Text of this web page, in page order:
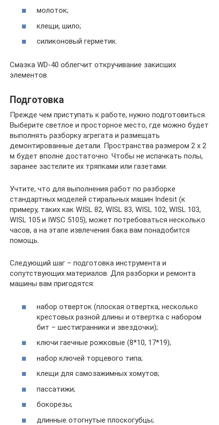
молоток;
клещи, шило;
силиконовый герметик.
Смазка WD-40 облегчит откручивание закисших
элементов.
Подготовка
Прежде чем приступать к работе, нужно подготовиться.
Выберите светлое и просторное место, где можно будет
выполнять разборку агрегата и размещать
демонтированные детали. Пространства размером 2 х 2
м будет вполне достаточно. Чтобы не испачкать полы,
заранее застелите их тряпками или газетами.
Учтите, что для выполнения работ по разборке
стандартных моделей стиральных машин Indesit (к
примеру, таких как WISL 82, WISL 83, WISL 102, WISL 103,
WISL 105 и IWSC 5105), может потребоваться несколько
часов, а на этапе извлечения бака вам понадобится
помощь.
Следующий шаг – подготовка инструмента и
сопутствующих материалов. Для разборки и ремонта
машины вам пригодятся:
набор отверток (плоская отвертка, несколько
крестовых разной длины и отвертка с набором
бит – шестигранники и звездочки);
ключи гаечные рожковые (8*10, 17*19);
набор ключей торцевого типа;
клещи для самозажимных хомутов;
пассатижи;
бокорезы;
длинные отогнутые плоскогубцы;